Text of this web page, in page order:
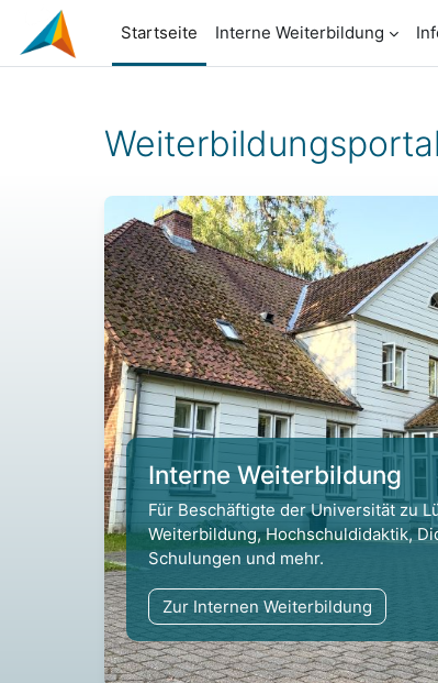
Zum Hauptinhalt
Startseite
Interne Weiterbildung
Interne Weiterbildung
Für Beschäftigte der Universität zu
Weiterbildung, Hochschuldidaktik,
Schulungen und mehr.
Zur Internen Weiterbildung